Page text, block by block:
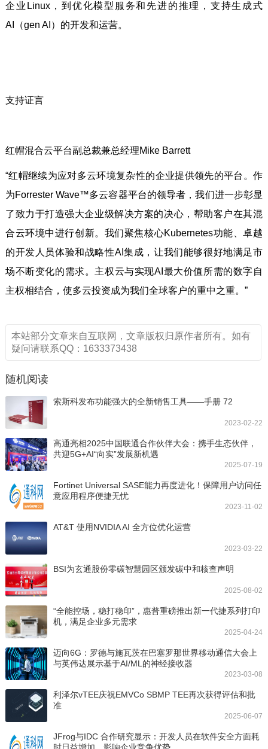
企业Linux，到优化模型服务和先进的推理，支持生成式
AI（gen AI）的开发和运营。
支持证言
红帽混合云平台副总裁兼总经理Mike Barrett
“红帽继续为应对多云环境复杂性的企业提供领先的平台。作
为Forrester Wave™多云容器平台的领导者，我们进一步彰显
了致力于打造强大企业级解决方案的决心，帮助客户在其混
合云环境中进行创新。我们聚焦核心Kubernetes功能、卓越
的开发人员体验和战略性AI集成，让我们能够很好地满足市
场不断变化的需求。主权云与实现AI最大价值所需的数字自
主权相结合，使多云投资成为我们全球客户的重中之重。”
本站部分文章来自互联网，文章版权归原作者所有。如有
疑问请联系QQ：1633373438
随机阅读
索斯科发布功能强大的全新销售工具——手册 72
2023-02-22
高通亮相2025中国联通合作伙伴大会：携手生态伙伴，
共迎5G+AI“向实”发展新机遇
2025-07-19
Fortinet Universal SASE能力再度进化！保障用户访问任
意应用程序便捷无忧
2023-11-02
AT&T 使用NVIDIA AI 全方位优化运营
2023-03-22
BSI为玄通股份零碳智慧园区颁发碳中和核查声明
2025-08-02
“全能控场，稳打稳印”，惠普重磅推出新一代捷系列打印
机，满足企业多元需求
2025-04-24
迈向6G：罗德与施瓦茨在巴塞罗那世界移动通信大会上
与英伟达展示基于AI/ML的神经接收器
2023-03-08
利泽尔vTEE庆祝EMVCo SBMP TEE再次获得评估和批
准
2025-06-07
JFrog与IDC 合作研究显示：开发人员在软件安全方面耗